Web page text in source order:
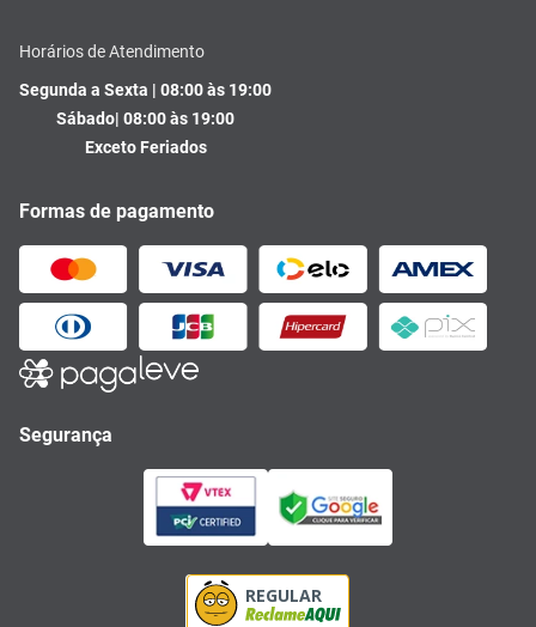
Horários de Atendimento
Segunda a Sexta | 08:00 às 19:00
Sábado| 08:00 às 19:00
Exceto Feriados
Formas de pagamento
Segurança